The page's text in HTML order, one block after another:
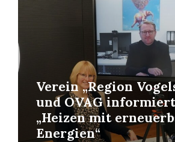
Verein „Region
und OVAG
„Heizen mit
Energien“